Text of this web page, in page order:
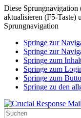
Diese Sprungnavigation
aktualisieren (F5-Taste)
Sprungnavigation
Springe zur
Springe zur
Springe zum
Springe zum
Springe zum
Springe zu den